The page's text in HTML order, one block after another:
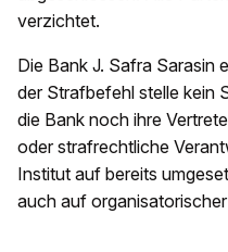
verzichtet.
Die Bank J. Safra Sarasin
der Strafbefehl stelle kein
die Bank noch ihre
oder strafrechtliche
Institut auf bereits
auch auf